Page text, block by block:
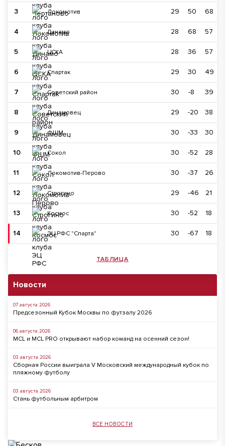
3 Локомотив 29 50 68
4 Динамо 28 68 57
5 ЦСКА 28 36 57
6 Спартак 29 30 49
7 Советский район 30 -8 39
8 Динамовец 29 -20 38
9 ФШМ 30 -33 30
10 Сокол 30 -52 28
11 Локомотив-Перово 30 -37 26
12 Строгино 29 -46 21
13 Космос 30 -52 18
14 ЭЦ РФС "Спарта" 30 -67 18
ТАБЛИЦА
Новости
07 августа 2026
Предсезонный Кубок Москвы по футзалу 2026
06 августа 2026
MCL и MCL PRO открывают набор команд на осенний сезон!
03 августа 2026
Сборная России выиграла V Московский международный кубок по
пляжному футболу
03 августа 2026
Стань футбольным арбитром
ВСЕ НОВОСТИ